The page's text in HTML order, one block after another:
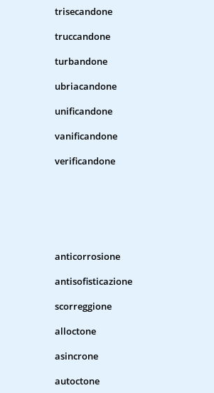
trisecandone
truccandone
turbandone
ubriacandone
unificandone
vanificandone
verificandone
anticorrosione
antisofisticazione
scorreggione
alloctone
asincrone
autoctone